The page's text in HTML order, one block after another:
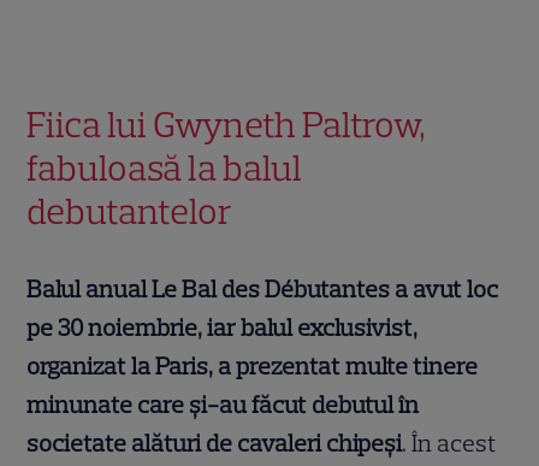
Fiica lui Gwyneth Paltrow,
fabuloasă la balul
debutantelor
Balul anual Le Bal des Débutantes a avut loc
pe 30 noiembrie, iar balul exclusivist,
organizat la Paris, a prezentat multe tinere
minunate care și-au făcut debutul în
societate alături de cavaleri chipeși. În acest